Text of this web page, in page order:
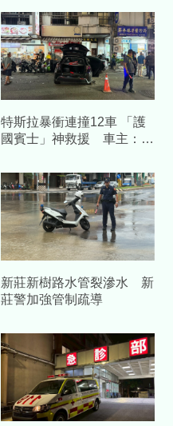
特斯拉暴衝連撞12車 「護
國賓士」神救援 車主：幸
新莊新樹路水管裂滲水 新
莊警加強管制疏導